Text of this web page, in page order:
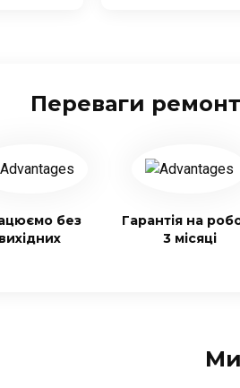
Переваги
без
вихідних
Гарантія на
3 місяці
Ми